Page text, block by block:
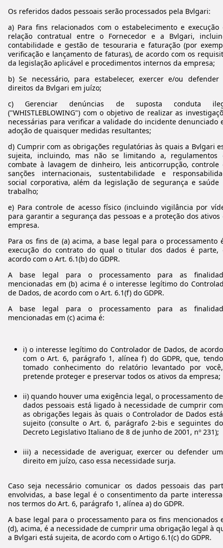
Os referidos dados pessoais serão processados pela Bvlgari:
a) Para fins relacionados com o estabelecimento e execução
relação contratual entre o Fornecedor e a Bvlgari,
contabilidade e gestão de tesouraria e faturação (por
verificação e lançamento de faturas), de acordo com os
da legislação aplicável e procedimentos internos da empresa;
b) Se necessário, para estabelecer, exercer e/ou defender
direitos da Bvlgari em juízo;
c) Gerenciar denúncias de suposta conduta
("WHISTLEBLOWING") com o objetivo de realizar as
necessárias para verificar a validade do incidente denunciado
adoção de quaisquer medidas resultantes;
d) Cumprir com as obrigações regulatórias às quais a Bvlgari
sujeita, incluindo, mas não se limitando a, regulamentos
combate à lavagem de dinheiro, leis anticorrupção, controle
sanções internacionais, sustentabilidade e
social corporativa, além da legislação de segurança e saúde
trabalho;
e) Para controle de acesso físico (incluindo vigilância por
para garantir a segurança das pessoas e a proteção dos ativos
empresa.
Para os fins de (a) acima, a base legal para o processamento
execução do contrato do qual o titular dos dados é parte,
acordo com o Art. 6.1(b) do GDPR.
A base legal para o processamento para as
mencionadas em (b) acima é o interesse legítimo do
de Dados, de acordo com o Art. 6.1(f) do GDPR.
A base legal para o processamento para as
mencionadas em (c) acima é:
i) o interesse legítimo do Controlador de Dados, de acordo
com o Art. 6, parágrafo 1, alínea f) do GDPR, que, tendo
tomado conhecimento do relatório levantado por você,
pretende proteger e preservar todos os ativos da empresa;
ii) quando houver uma exigência legal, o processamento de
dados pessoais está ligado à necessidade de cumprir com
as obrigações legais às quais o Controlador de Dados está
sujeito (consulte o Art. 6, parágrafo 2-bis e seguintes do
Decreto Legislativo Italiano de 8 de junho de 2001, nº 231);
iii) a necessidade de averiguar, exercer ou defender um
direito em juízo, caso essa necessidade surja.
Caso seja necessário comunicar os dados pessoais das
envolvidas, a base legal é o consentimento da parte
nos termos do Art. 6, parágrafo 1, alínea a) do GDPR.
A base legal para o processamento para os fins mencionados
(d), acima, é a necessidade de cumprir uma obrigação legal à
a Bvlgari está sujeita, de acordo com o Artigo 6.1(c) do GDPR.